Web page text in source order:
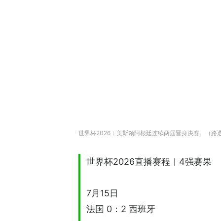
世界杯2026︱美斯领阿根廷连续两届晋身决赛。（路
世界杯2026直播赛程︱4强赛果
7月15日
法国 0：2 西班牙